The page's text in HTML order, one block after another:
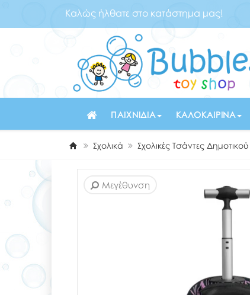
Καλώς ήλθατε στο κατάστημα μας!
ΠΑΙΧΝΊΔΙΑ ΚΑΛΟΚΑΙΡΙΝΆ
Σχολικά Σχολικές Τσάντες Δημοτικού
Μεγέθυνση